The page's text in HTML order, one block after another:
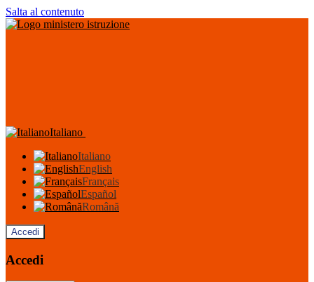
Salta al contenuto
Italiano
Italiano
English
Français
Español
Română
Accedi
Accedi